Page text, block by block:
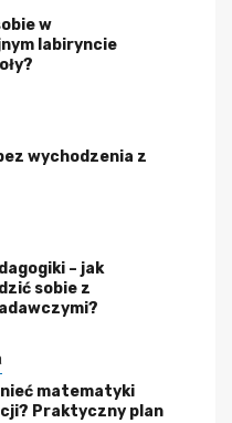
w
labiryncie
wychodzenia z
– jak
sobie z
matematyki
Praktyczny plan